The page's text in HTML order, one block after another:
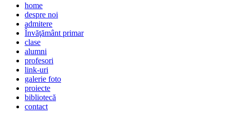
home
despre noi
admitere
Învăţământ primar
clase
alumni
profesori
link-uri
galerie foto
proiecte
bibliotecă
contact